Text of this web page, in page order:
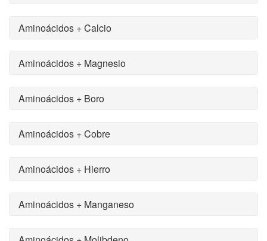
Aminoácidos + Calcio
Aminoácidos + Magnesio
Aminoácidos + Boro
Aminoácidos + Cobre
Aminoácidos + Hierro
Aminoácidos + Manganeso